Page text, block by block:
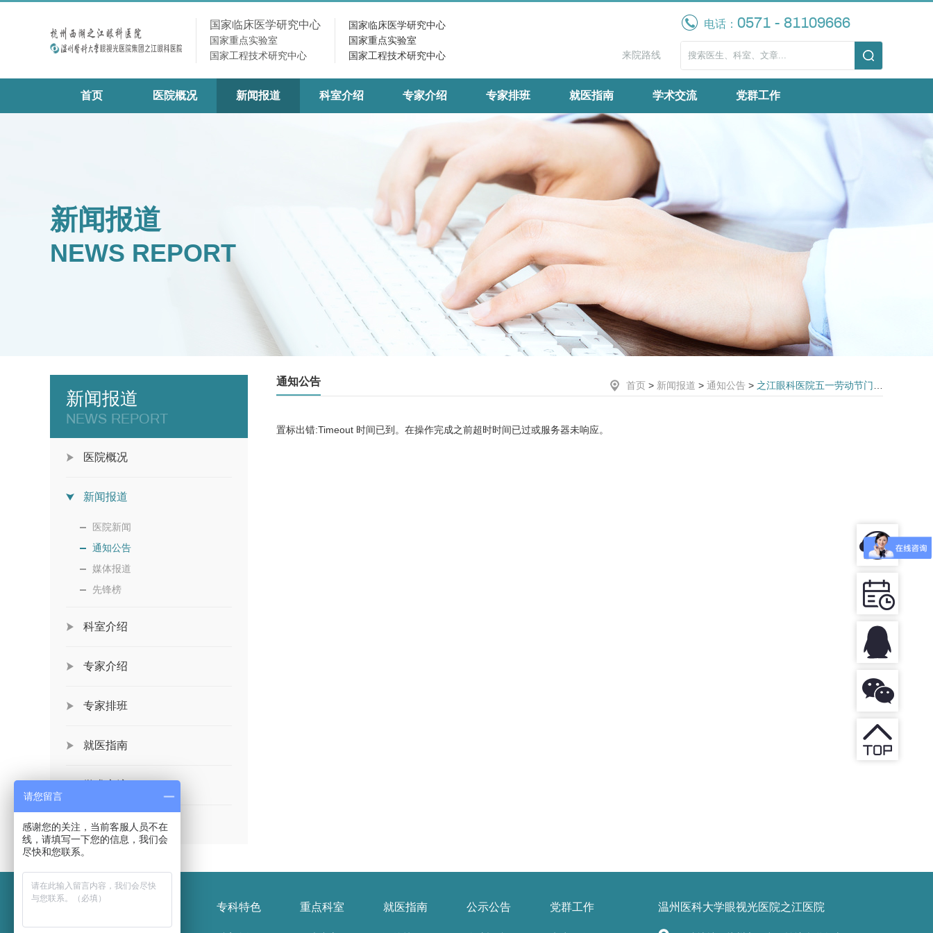
国家临床医学研究中心
国家重点实验室
国家工程技术研究中心
国家临床医学研究中心
国家重点实验室
国家工程技术研究中心
电话： 0571 - 81109666
来院路线
首页 医院概况 新闻报道 科室介绍 专家介绍 专家排班 就医指南 学术交流 党群工作
新闻报道
NEWS REPORT
新闻报道
NEWS REPORT
医院概况
新闻报道
医院新闻
通知公告
媒体报道
先锋榜
科室介绍
专家介绍
专家排班
就医指南
党群工作
通知公告 首页> 新闻报道 > 通知公告> 之江眼科医院五一劳动节门诊安排
置标出错:Timeout 时间已到。在操作完成之前超时时间已过或服务器未响应。
专科特色 重点科室 就医指南 公示公告 党群工作 温州医科大学眼视光医院之江医院
请您留言
感谢您的关注，当前客服人员不在
线，请填写一下您的信息，我们会
尽快和您联系。